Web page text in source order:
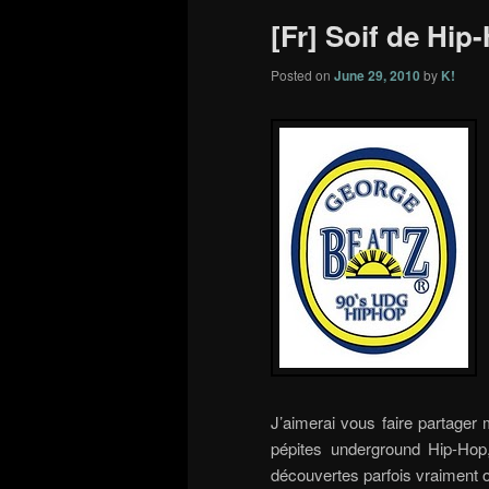
[Fr] Soif de
Posted on June 29, 2010 by K!
J’aimerai vous faire
pépites underground Hip-
découvertes parfois vraiment